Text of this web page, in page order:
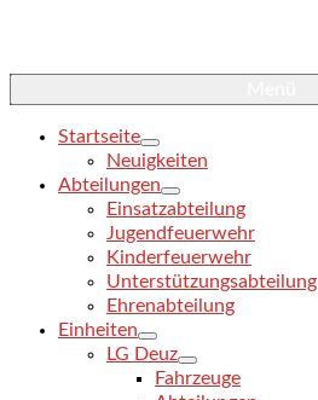
Startseite
Neuigkeiten
Abteilungen
Einsatzabteilung
Jugendfeuerwehr
Kinderfeuerwehr
Unterstützungsabteilung
Ehrenabteilung
Einheiten
LG Deuz
Fahrzeuge